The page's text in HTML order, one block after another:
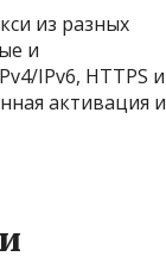
из разных
и
IPv6, HTTPS и
активация и